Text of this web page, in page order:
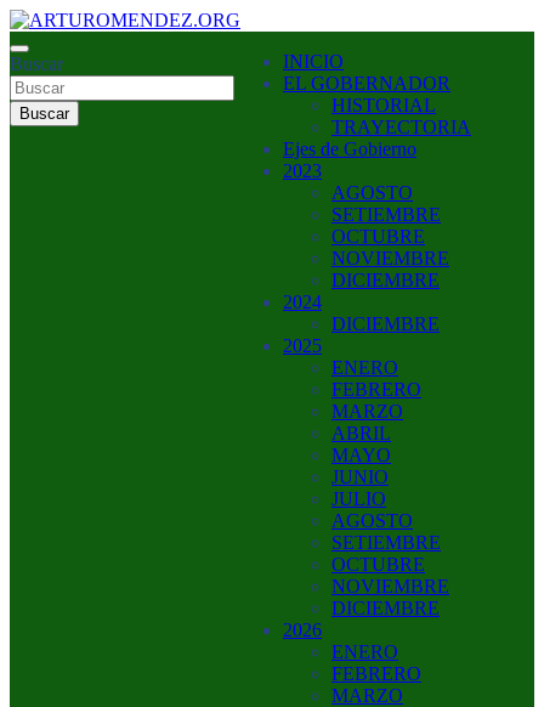
Saltar
al
contenido
ARTUROMENDEZ.ORG
ARTURO MENDEZ GOBERNADOR 2023
Buscar
Buscar
INICIO
EL GOBERNADOR
HISTORIAL
TRAYECTORIA
Ejes de Gobierno
2023
AGOSTO
SETIEMBRE
OCTUBRE
NOVIEMBRE
DICIEMBRE
2024
DICIEMBRE
2025
ENERO
FEBRERO
MARZO
ABRIL
MAYO
JUNIO
JULIO
AGOSTO
SETIEMBRE
OCTUBRE
NOVIEMBRE
DICIEMBRE
2026
ENERO
FEBRERO
MARZO